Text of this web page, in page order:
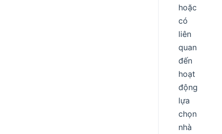
hoặc
có
liên
quan
đến
hoạt
động
lựa
chọn
nhà